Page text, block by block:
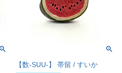
【数-SUU-】 帯留 / すいか